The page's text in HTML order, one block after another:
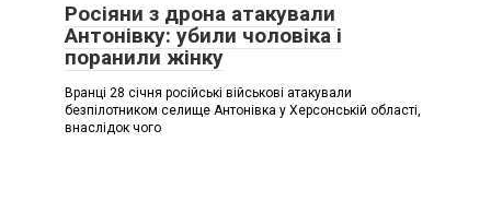
Росіяни з дрона атакували
Антонівку: убили чоловіка і
поранили жінку
Вранці 28 січня російські військові атакували
безпілотником селище Антонівка у Херсонській області,
внаслідок чого